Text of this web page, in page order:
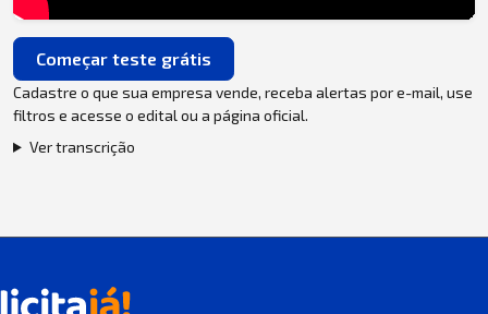
Começar teste grátis
Cadastre o que sua empresa vende, receba alertas por e-mail, use
filtros e acesse o edital ou a página oficial.
Ver transcrição